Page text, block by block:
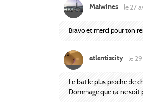
Malwines le 27
Bravo et merci pour ton
atlantiscity le
Le bat le plus proche de
Dommage que ça ne